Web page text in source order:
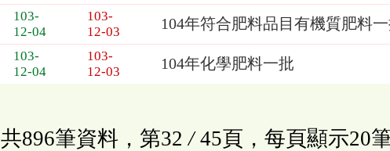
103-
12-04
103-
12-03
104年符合肥料品目有機質肥料
103-
12-04
103-
12-03
104年化學肥料一批
共896筆資料，第32 /45頁，每頁顯示20筆